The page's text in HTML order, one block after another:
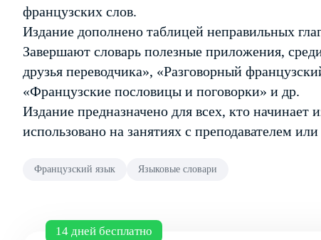
французских слов.
Издание дополнено таблицей неправильных
Завершают словарь полезные приложения,
друзья переводчика», «Разговорный
«Французские пословицы и поговорки» и др.
Издание предназначено для всех, кто
использовано на занятиях с преподавателем
Французский язык Языковые словари
14 дней бесплатно